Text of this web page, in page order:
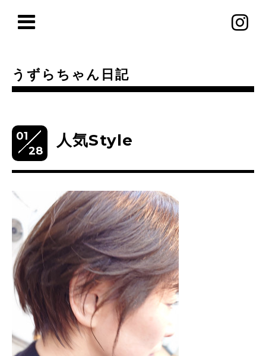
うずらちゃん日記
01
28
人気Style